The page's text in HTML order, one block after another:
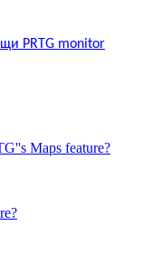
PRTG monitor
Maps feature?